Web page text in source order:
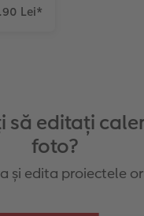
Lei*
să editați
foto?
și edita proiectele